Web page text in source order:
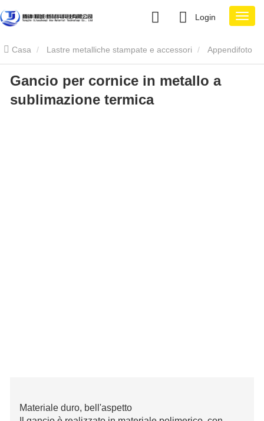
Login
Casa Lastre metalliche stampate e accessori Appendifoto
in metallo Gancio per cornice in metallo a sublimazione termica
Gancio per cornice in metallo a
sublimazione termica
Materiale duro, bell'aspetto